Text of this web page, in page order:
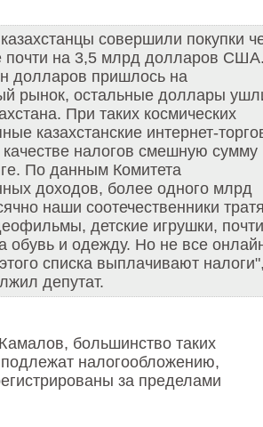
совершили покупки
почти на 3,5 млрд долларов
долларов пришлось на
рынок, остальные доллары
При таких космических
казахстанские интернет-
налогов смешную сумму
По данным Комитета
доходов, более одного млрд
наши соотечественники
детские игрушки, почти
обувь и одежду. Но не все
списка выплачивают
депутат.
большинство таких
налогообложению,
за пределами